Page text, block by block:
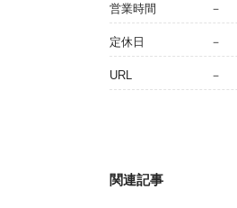
営業時間 －
定休日 －
URL －
関連記事